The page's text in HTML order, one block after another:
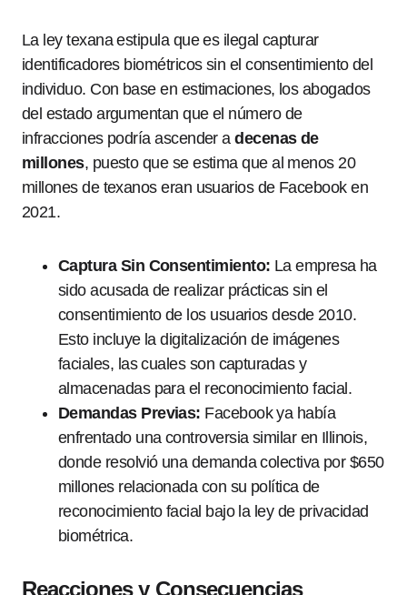
La ley texana estipula que es ilegal capturar
identificadores biométricos sin el consentimiento del
individuo. Con base en estimaciones, los abogados
del estado argumentan que el número de
infracciones podría ascender adecenas de
millones, puesto que se estima que al menos 20
millones de texanos eran usuarios de Facebook en
2021.
Captura Sin Consentimiento: La empresa ha
sido acusada de realizar prácticas sin el
consentimiento de los usuarios desde 2010.
Esto incluye la digitalización de imágenes
faciales, las cuales son capturadas y
almacenadas para el reconocimiento facial.
Demandas Previas: Facebook ya había
enfrentado una controversia similar en Illinois,
donde resolvió una demanda colectiva por $650
millones relacionada con su política de
reconocimiento facial bajo la ley de privacidad
biométrica.
Reacciones y Consecuencias